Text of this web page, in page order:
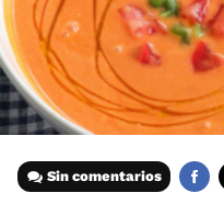
Sin comentarios